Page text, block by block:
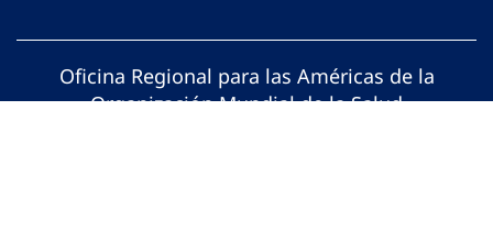
Oficina Regional para las Américas de la
Organización Mundial de la Salud